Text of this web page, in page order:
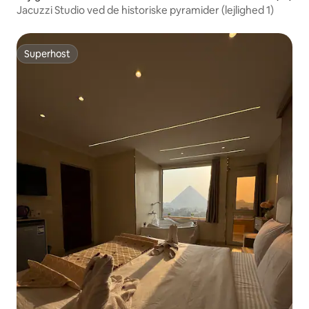
Jacuzzi Studio ved de historiske pyramider (lejlighed 1)
Superhost
Superhost